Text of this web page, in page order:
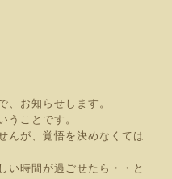
、お知らせします。
うことです。
んが、覚悟を決めなくては
い時間が過ごせたら・・と